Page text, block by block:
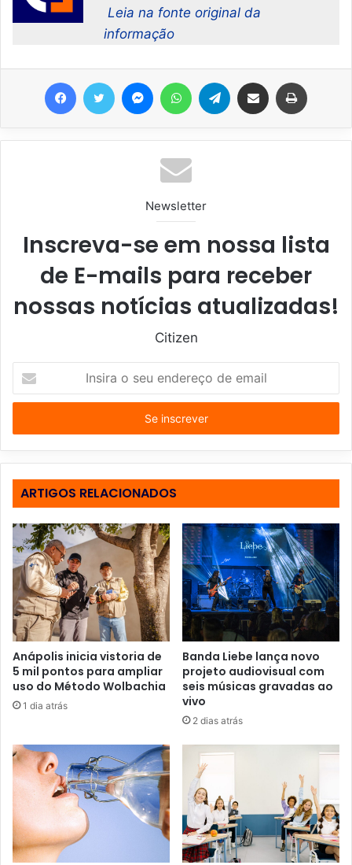
Leia na fonte original da
informação
Newsletter
Inscreva-se em nossa lista
de E-mails para receber
nossas notícias atualizadas!
Citizen
s
r
a
n
d
e
r
e
ç
o
d
e
e
i
l
ARTIGOS RELACIONADOS
Anápolis inicia vistoria de
5 mil pontos para ampliar
uso do Método Wolbachia
1 dia atrás
Banda Liebe lança novo
projeto audiovisual com
seis músicas gravadas ao
vivo
2 dias atrás